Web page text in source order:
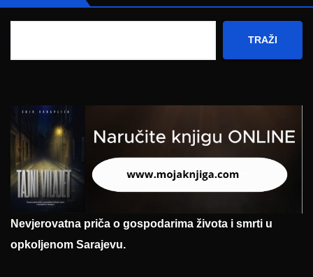
TRAŽI
Nevjerovatna priča o gospodarima života i smrti u
opkoljenom Sarajevu.